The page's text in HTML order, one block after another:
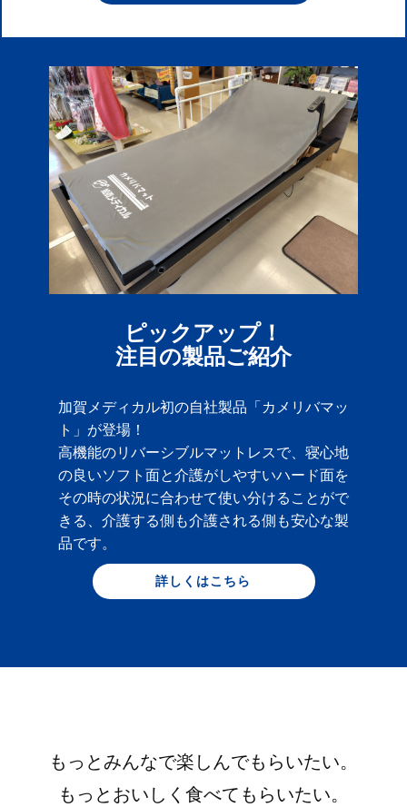
ピックアップ！
注目の製品ご紹介
加賀メディカル初の自社製品「カメリバマッ
ト」が登場！
高機能のリバーシブルマットレスで、寝心地
の良いソフト面と介護がしやすいハード面を
その時の状況に合わせて使い分けることがで
きる、介護する側も介護される側も安心な製
品です。
詳しくはこちら
もっとみんなで楽しんでもらいたい。
もっとおいしく食べてもらいたい。